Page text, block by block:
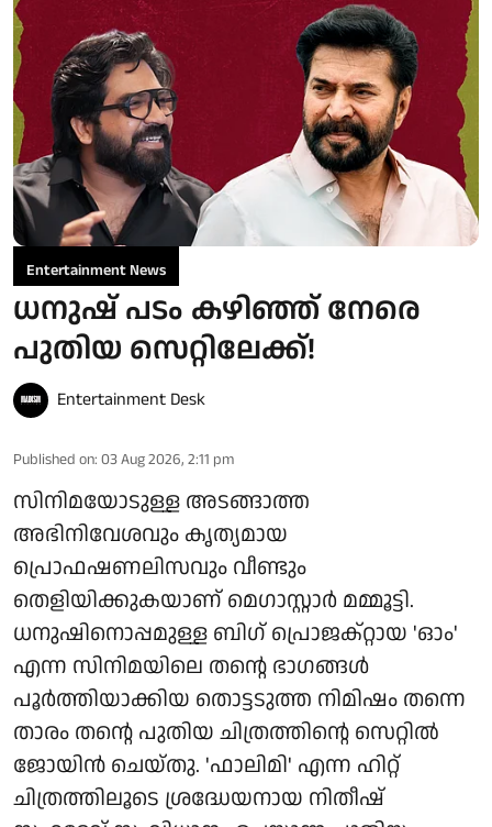
Entertainment News
ധനുഷ് പടം കഴിഞ്ഞ് നേരെ
പുതിയ സെറ്റിലേക്ക്!
Entertainment Desk
Published on: 03 Aug 2026, 2:11 pm
സിനിമയോടുള്ള അടങ്ങാത്ത
അഭിനിവേശവും കൃത്യമായ
പ്രൊഫഷണലിസവും വീണ്ടും
തെളിയിക്കുകയാണ് മെഗാസ്റ്റാർ മമ്മൂട്ടി.
ധനുഷിനൊപ്പമുള്ള ബിഗ് പ്രൊജക്റ്റായ 'ഓം'
എന്ന സിനിമയിലെ തന്റെ ഭാഗങ്ങൾ
പൂർത്തിയാക്കിയ തൊട്ടടുത്ത നിമിഷം തന്നെ
താരം തന്റെ പുതിയ ചിത്രത്തിന്റെ സെറ്റിൽ
ജോയിൻ ചെയ്തു. 'ഫാലിമി' എന്ന ഹിറ്റ്
ചിത്രത്തിലൂടെ ശ്രദ്ധേയനായ നിതീഷ്